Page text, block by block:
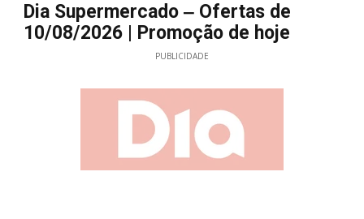
Dia Supermercado ‒ Ofertas de
10/08/2026 | Promoção de hoje
PUBLICIDADE